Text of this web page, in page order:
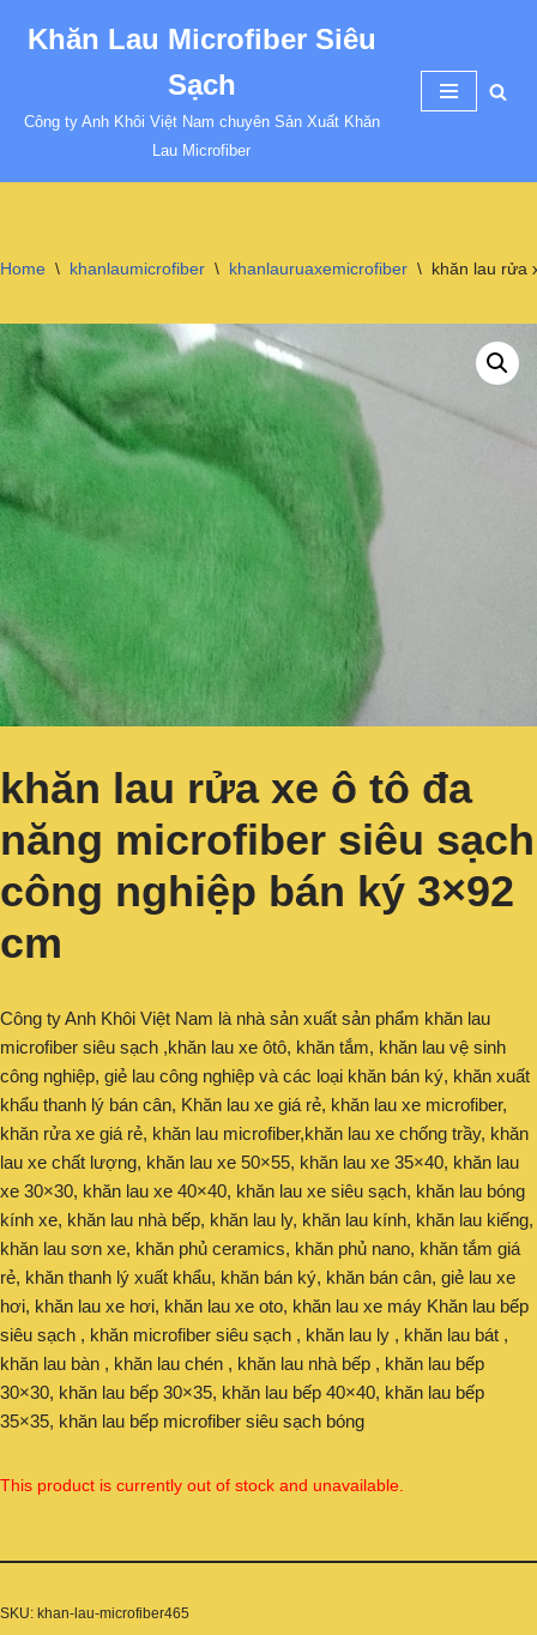
nội
Khăn Lau Microfiber Siêu
Sạch
Công ty Anh Khôi Việt Nam chuyên Sản Xuất Khăn
Lau Microfiber
Home \ khanlaumicrofiber \ khanlauruaxemicrofiber \ khăn lau rửa
khăn lau rửa xe ô tô đa
năng microfiber siêu sạch
công nghiệp bán ký 3×92
cm
Công ty Anh Khôi Việt Nam là nhà sản xuất sản phẩm khăn lau
microfiber siêu sạch ,khăn lau xe ôtô, khăn tắm, khăn lau vệ sinh
công nghiệp, giẻ lau công nghiệp và các loại khăn bán ký, khăn xuất
khẩu thanh lý bán cân, Khăn lau xe giá rẻ, khăn lau xe microfiber,
khăn rửa xe giá rẻ, khăn lau microfiber,khăn lau xe chống trầy, khăn
lau xe chất lượng, khăn lau xe 50×55, khăn lau xe 35×40, khăn lau
xe 30×30, khăn lau xe 40×40, khăn lau xe siêu sạch, khăn lau bóng
kính xe, khăn lau nhà bếp, khăn lau ly, khăn lau kính, khăn lau kiếng,
khăn lau sơn xe, khăn phủ ceramics, khăn phủ nano, khăn tắm giá
rẻ, khăn thanh lý xuất khẩu, khăn bán ký, khăn bán cân, giẻ lau xe
hơi, khăn lau xe hơi, khăn lau xe oto, khăn lau xe máy Khăn lau bếp
siêu sạch , khăn microfiber siêu sạch , khăn lau ly , khăn lau bát ,
khăn lau bàn , khăn lau chén , khăn lau nhà bếp , khăn lau bếp
30×30, khăn lau bếp 30×35, khăn lau bếp 40×40, khăn lau bếp
35×35, khăn lau bếp microfiber siêu sạch bóng
This product is currently out of stock and unavailable.
SKU: khan-lau-microfiber465